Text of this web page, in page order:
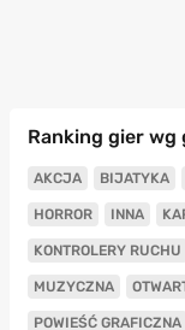
Ranking gier wg
AKCJA BIJATYKA
HORROR INNA
KONTROLERY RUCHU
MUZYCZNA
POWIEŚĆ GRAFICZNA